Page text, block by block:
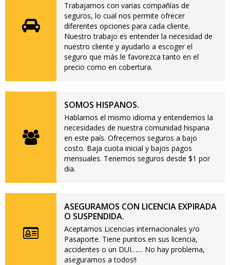
Trabajamos con varias compañías de
seguros, lo cual nos permite ofrecer
diferentes opciones para cada cliente.
Nuestro trabajo es entender la necesidad de
nuestro cliente y ayudarlo a escoger el
seguro que más le favorezca tanto en el
precio como en cobertura.
SOMOS HISPANOS.
Hablamos el mismo idioma y entendemos la
necesidades de nuestra comunidad hispana
en este país. Ofrecemos seguros a bajo
costo. Baja cuota inicial y bajos pagos
mensuales. Tenemos seguros desde $1 por
dia.
ASEGURAMOS CON LICENCIA EXPIRADA
O SUSPENDIDA.
Aceptamos Licencias internacionales y/o
Pasaporte. Tiene puntos en sus licencia,
accidentes o un DUI…… No hay problema,
aseguramos a todos!!